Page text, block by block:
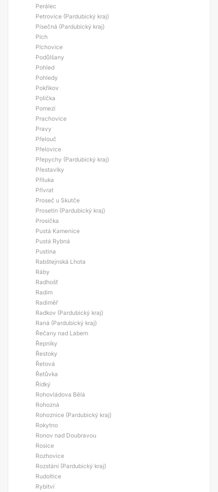
Perálec
Petrovice (Pardubický kraj)
Písečná (Pardubický kraj)
Plch
Plchovice
Podůlšany
Pohled
Pohledy
Pokřikov
Polička
Pomezí
Prachovice
Pravy
Přelouč
Přelovice
Přepychy (Pardubický kraj)
Přestavlky
Příluka
Přívrat
Proseč u Skutče
Prosetín (Pardubický kraj)
Prosíčka
Pustá Kamenice
Pustá Rybná
Pustina
Rabštejnská Lhota
Ráby
Radhošť
Radim
Radiměř
Radkov (Pardubický kraj)
Raná (Pardubický kraj)
Řečany nad Labem
Řepníky
Řestoky
Řetová
Řetůvka
Řídký
Rohovládova Bělá
Rohozná
Rohoznice (Pardubický kraj)
Rokytno
Ronov nad Doubravou
Rosice
Rozhovice
Rozstání (Pardubický kraj)
Rudoltice
Rybitví